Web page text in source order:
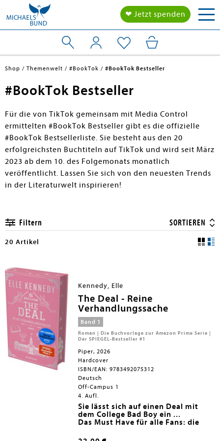
❤ Jetzt spenden
Shop Themenwelt #BookTok #BookTok Bestseller
#BookTok Bestseller
Für die von TikTok gemeinsam mit Media Control
ermittelten #BookTok Bestseller gibt es die offizielle
#BookTok Bestsellerliste. Sie besteht aus den 20
erfolgreichsten Buchtiteln auf TikTok und wird seit März
2023 ab dem 10. des Folgemonats monatlich
veröffentlicht. Lassen Sie sich von den neuesten Trends
in der Literaturwelt inspirieren!
Filtern SORTIEREN
20 Artikel
Kennedy, Elle
The Deal - Reine
Verhandlungssache
Band 1
Roman | Die Buchvorlage zur Amazon Prime Serie |
Der SPIEGEL-Bestseller #1
Piper, 2026
Hardcover
ISBN/EAN: 9783492075312
Deutsch
Off-Campus 1
4. Aufl.
Sie lässt sich auf einen Deal mit
dem College Bad Boy ein ...
Das Must Have für alle Fans: die
Schmuckausgabe in edlem